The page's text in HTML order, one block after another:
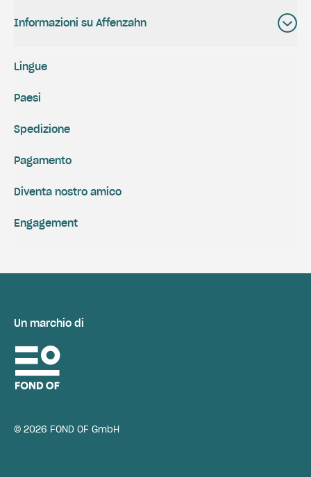
Informazioni su Affenzahn
Spedizione
Pagamento
Engagement
Diventa nostro amico
Lingue
Paesi
Un marchio di
© 2026 FOND OF GmbH